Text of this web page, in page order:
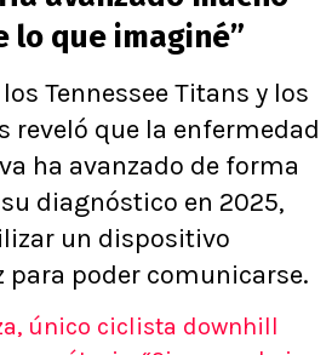
lo que imaginé”
Tennessee Titans y los
reveló que la enfermedad
ha avanzado de forma
diagnóstico en 2025,
un dispositivo
para poder comunicarse.
único ciclista downhill